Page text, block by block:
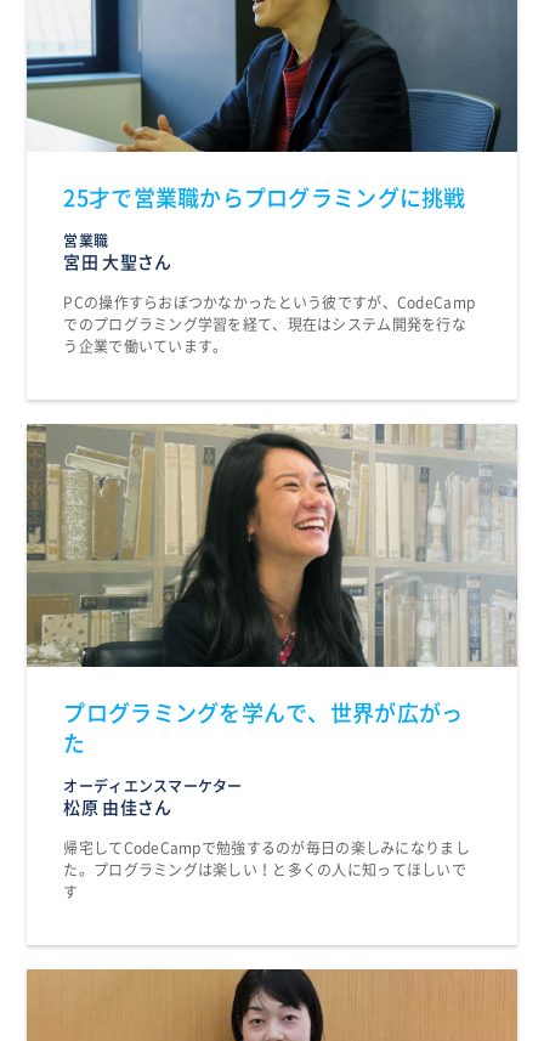
25才で営業職からプログラミングに挑戦
営業職
宮田 大聖さん
PCの操作すらおぼつかなかったという彼ですが、CodeCamp
でのプログラミング学習を経て、現在はシステム開発を行な
う企業で働いています。
プログラミングを学んで、世界が広がっ
た
オーディエンスマーケター
松原 由佳さん
帰宅してCodeCampで勉強するのが毎日の楽しみになりまし
た。プログラミングは楽しい！と多くの人に知ってほしいで
す